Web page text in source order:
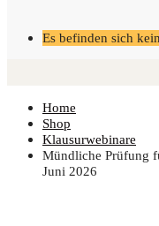
Es befinden sich
Home
Shop
Klausurwebinare
Münd­li­che Prü­fung
Juni 2026